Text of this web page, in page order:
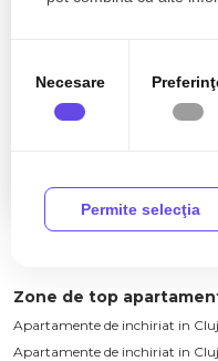
PENTHOUSE 5
Ziua zona Bonjour
Zone de top
Apartamente de inchiriat in
Apartamente de inchiriat in
Necesare
Permite selecţia